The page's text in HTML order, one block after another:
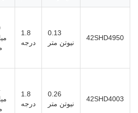
42SHD4950
0.13
نیوتن متر
1.8
درجه
42SHD4003
0.26
نیوتن متر
1.8
درجه